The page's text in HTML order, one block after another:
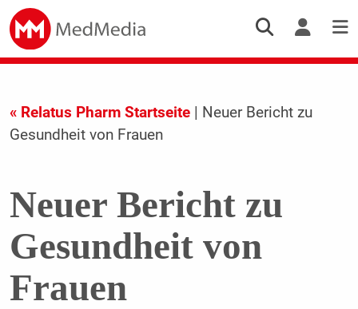
« Relatus Pharm Startseite| Neuer Bericht zu
Gesundheit von Frauen
Neuer Bericht zu
Gesundheit von
Frauen